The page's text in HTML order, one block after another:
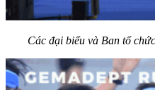
Các đại biểu và Ban tổ